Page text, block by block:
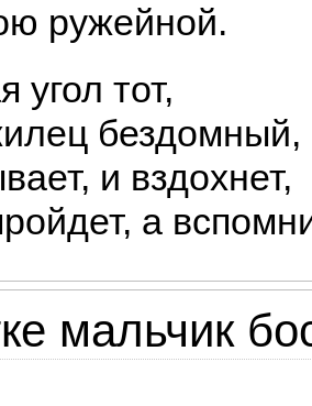
ружейной.
угол тот,
бездомный,
и вздохнет,
а
мальчик